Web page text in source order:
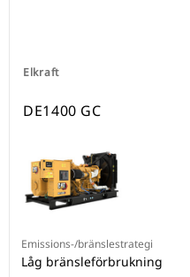
Elkraft
DE1400 GC
Emissions-/bränslestrategi
Låg bränsleförbrukning